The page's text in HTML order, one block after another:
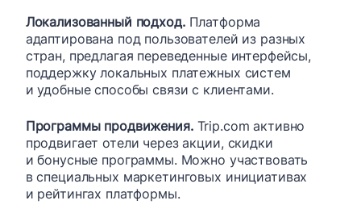
Локализованный подход.Платформа
адаптирована под пользователей из разных
стран, предлагая переведенные интерфейсы,
поддержку локальных платежных систем
и удобные способы связи с клиентами.
Программы продвижения. Trip.com активно
продвигает отели через акции, скидки
и бонусные программы. Можно участвовать
в специальных маркетинговых инициативах
и рейтингах платформы.